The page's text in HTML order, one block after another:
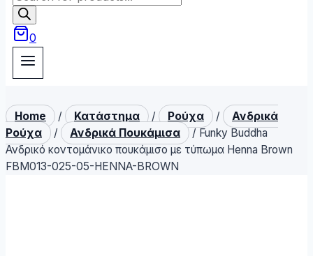
search
0
Home / Κατάστημα / Ρούχα /
Ανδρικά
Ρούχα
/ Ανδρικά Πουκάμισα / Funky Buddha
Ανδρικό κοντομάνικο πουκάμισο με τύπωμα Henna Brown
FBM013-025-05-HENNA-BROWN